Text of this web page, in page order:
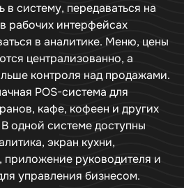
в систему, передаваться на
рабочих интерфейсах
в аналитике. Меню, цены
централизованно, а
контроля над продажами.
POS-система для
кафе, кофеен и других
одной системе доступны
экран кухни,
руководителя и
управления бизнесом.